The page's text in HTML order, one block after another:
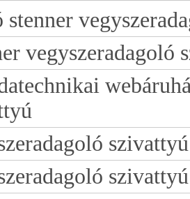
stenner
vegyszeradagoló